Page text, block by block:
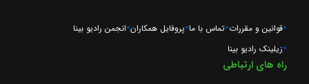
قوانین و مقررات تماس با ما پروفایل همکاران انجمن رادیو بینا
زیلینک رادیو بینا
راه های ارتباطی